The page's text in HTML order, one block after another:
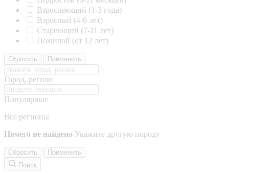
Взрослеющий (1-3 года)
Взрослый (4-6 лет)
Стареющий (7-11 лет)
Пожилой (от 12 лет)
Сбросить Применить
Город, регион
Популярные
Все регионы
Ничего не найдено Укажите другую породу
Сбросить
Применить
Поиск